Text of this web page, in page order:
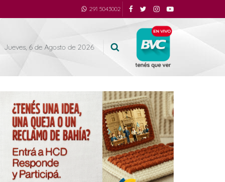
291 5043002
Jueves, 6 de Agosto de 2026